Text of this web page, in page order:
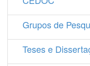
Grupos de
Teses e